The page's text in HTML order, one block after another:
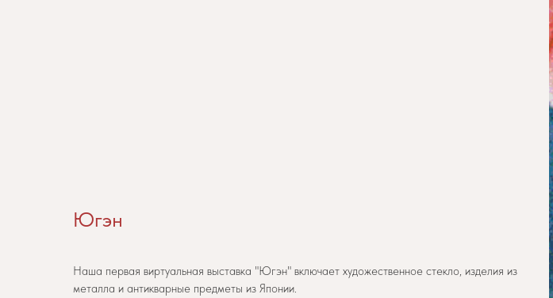
Югэн
Наша первая виртуальная выставка "Югэн" включает художественное стекло, изделия из
металла и антикварные предметы из Японии.